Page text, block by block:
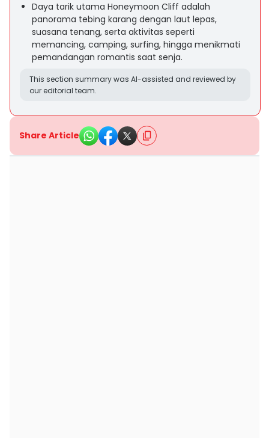
Daya tarik utama Honeymoon Cliff adalah
panorama tebing karang dengan laut lepas,
suasana tenang, serta aktivitas seperti
memancing, camping, surfing, hingga menikmati
pemandangan romantis saat senja.
This section summary was AI-assisted and reviewed by
our editorial team.
Share Article